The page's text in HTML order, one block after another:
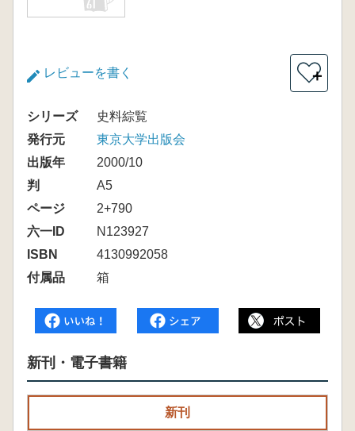
レビューを書く ＋
シリーズ
史料綜覧
発行元
東京大学出版会
出版年
2000/10
判
A5
ページ
2+790
六一ID
N123927
ISBN
4130992058
付属品
箱
新刊・電子書籍
新刊